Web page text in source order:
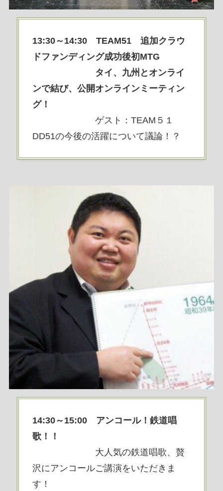
13:30～14:30 TEAM51 追加クラウ
ドファンディング成功後初MTG
タイ、九州とオンライ
ンで結び、公開オンラインミーティン
グ！
ゲスト：TEAM５１
DD51の今後の活躍について議論！？
14:30～15:00 アンコール！鉄道唱
歌！！
大人気の鉄道唱歌、贅
沢にアンコールご講演をいただきま
す！